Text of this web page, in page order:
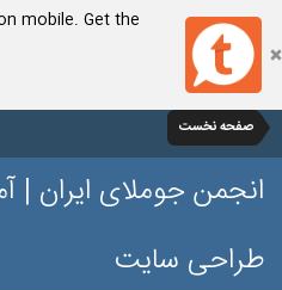
mobile. Get the
صفحه نخست
انجمن جوملای ایران |
طراحی سایت